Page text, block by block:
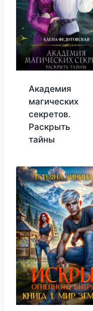
Академия
магических
секретов.
Раскрыть
тайны